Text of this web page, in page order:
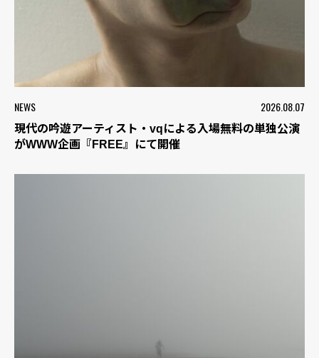
NEWS 2026.08.07
現代の吟遊アーティスト・vqによる入場無料の単独公演
がWWW企画『FREE』にて開催